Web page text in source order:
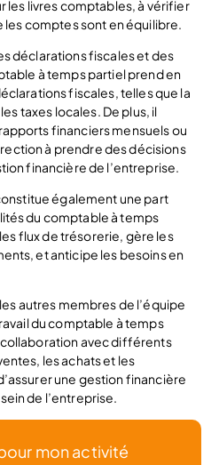
les livres comptables, à vérifier
les comptes sont en équilibre.
déclarations fiscales et des
à temps partiel prend en
fiscales, telles que la
taxes locales. De plus, il
financiers mensuels ou
à prendre des décisions
financière de l’entreprise.
également une part
du comptable à temps
flux de trésorerie, gère les
et anticipe les besoins en
autres membres de l’équipe
du comptable à temps
avec différents
les achats et les
une gestion financière
de l’entreprise.
mon activité